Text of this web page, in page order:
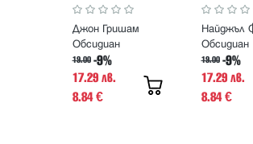
Джон Гришам
Обсидиан
19.00 -9%
17.29 лв.
8.84€
Обсидиан
19.00 -9%
17.29 лв.
8.84€